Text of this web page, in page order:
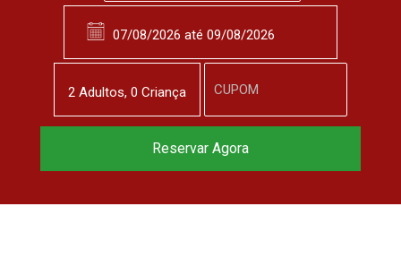
2 Adultos, 0 Criança
Reserve agora, com
Reservar Agora